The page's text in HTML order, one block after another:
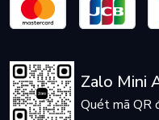
Zalo Mini
Quét mã QR